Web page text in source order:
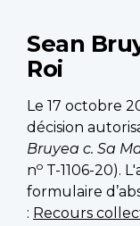
Sean
Roi
Le 17 octobre
décision
Bruyea c. Sa
no T-1106-20).
formulaire
: Recours